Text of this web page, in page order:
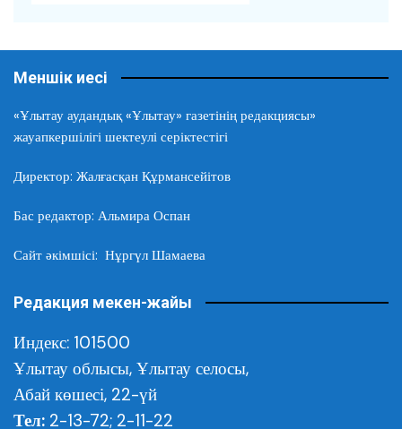
Меншік иесі
«Ұлытау аудандық «Ұлытау» газетінің редакциясы»
жауапкершілігі шектеулі серіктестігі
Директор: Жалғасқан Құрмансейітов
Бас редактор: Альмира Оспан
Сайт әкімшісі: Нұргүл Шамаева
Редакция мекен-жайы
Индекс: 101500
Ұлытау облысы, Ұлытау селосы,
Абай көшесі, 22-үй
Тел: 2-13-72; 2-11-22